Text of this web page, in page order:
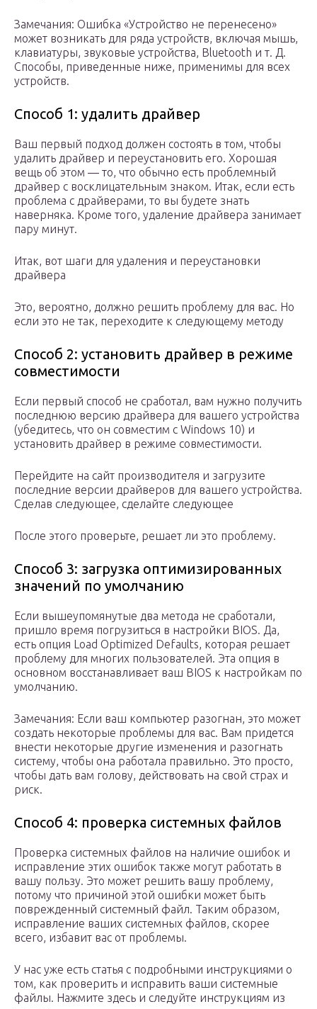
Замечания: Ошибка «Устройство не перенесено»
может возникать для ряда устройств, включая мышь,
клавиатуры, звуковые устройства, Bluetooth и т. Д.
Способы, приведенные ниже, применимы для всех
устройств.
Способ 1: удалить драйвер
Ваш первый подход должен состоять в том, чтобы
удалить драйвер и переустановить его. Хорошая
вещь об этом — то, что обычно есть проблемный
драйвер с восклицательным знаком. Итак, если есть
проблема с драйверами, то вы будете знать
наверняка. Кроме того, удаление драйвера занимает
пару минут.
Итак, вот шаги для удаления и переустановки
драйвера
Это, вероятно, должно решить проблему для вас. Но
если это не так, переходите к следующему методу
Способ 2: установить драйвер в режиме
совместимости
Если первый способ не сработал, вам нужно получить
последнюю версию драйвера для вашего устройства
(убедитесь, что он совместим с Windows 10) и
установить драйвер в режиме совместимости.
Перейдите на сайт производителя и загрузите
последние версии драйверов для вашего устройства.
Сделав следующее, сделайте следующее
После этого проверьте, решает ли это проблему.
Способ 3: загрузка оптимизированных
значений по умолчанию
Если вышеупомянутые два метода не сработали,
пришло время погрузиться в настройки BIOS. Да,
есть опция Load Optimized Defaults, которая решает
проблему для многих пользователей. Эта опция в
основном восстанавливает ваш BIOS к настройкам по
умолчанию.
Замечания: Если ваш компьютер разогнан, это может
создать некоторые проблемы для вас. Вам придется
внести некоторые другие изменения и разогнать
систему, чтобы она работала правильно. Это просто,
чтобы дать вам голову, действовать на свой страх и
риск.
Способ 4: проверка системных файлов
Проверка системных файлов на наличие ошибок и
исправление этих ошибок также могут работать в
вашу пользу. Это может решить вашу проблему,
потому что причиной этой ошибки может быть
поврежденный системный файл. Таким образом,
исправление ваших системных файлов, скорее
всего, избавит вас от проблемы.
У нас уже есть статья с подробными инструкциями о
том, как проверить и исправить ваши системные
файлы. Нажмите здесь и следуйте инструкциям из